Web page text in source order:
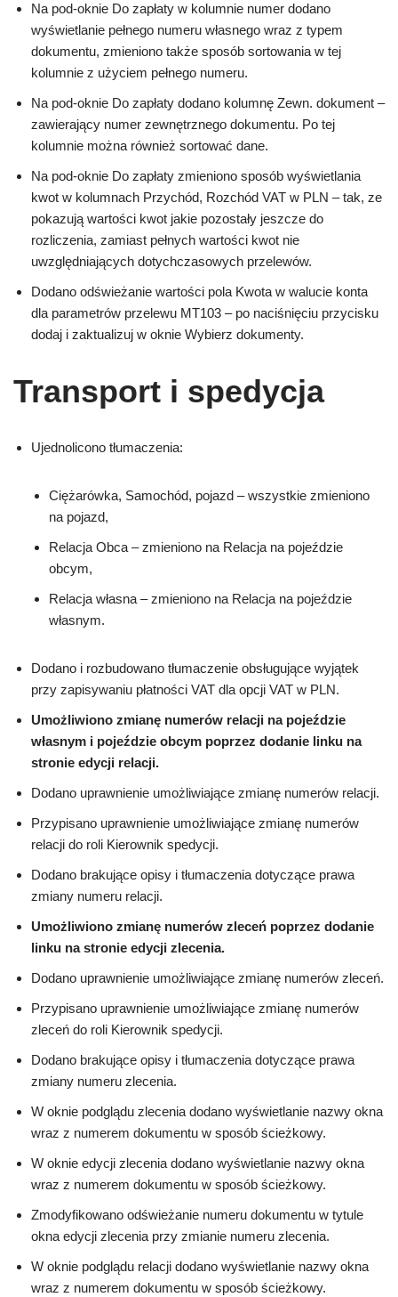
Na pod-oknie Do zapłaty w kolumnie numer dodano
wyświetlanie pełnego numeru własnego wraz z typem
dokumentu, zmieniono także sposób sortowania w tej
kolumnie z użyciem pełnego numeru.
Na pod-oknie Do zapłaty dodano kolumnę Zewn. dokument –
zawierający numer zewnętrznego dokumentu. Po tej
kolumnie można również sortować dane.
Na pod-oknie Do zapłaty zmieniono sposób wyświetlania
kwot w kolumnach Przychód, Rozchód VAT w PLN – tak, ze
pokazują wartości kwot jakie pozostały jeszcze do
rozliczenia, zamiast pełnych wartości kwot nie
uwzględniających dotychczasowych przelewów.
Dodano odświeżanie wartości pola Kwota w walucie konta
dla parametrów przelewu MT103 – po naciśnięciu przycisku
dodaj i zaktualizuj w oknie Wybierz dokumenty.
Transport i spedycja
Ujednolicono tłumaczenia:
Ciężarówka, Samochód, pojazd – wszystkie zmieniono
na pojazd,
Relacja Obca – zmieniono na Relacja na pojeździe
obcym,
Relacja własna – zmieniono na Relacja na pojeździe
własnym.
Dodano i rozbudowano tłumaczenie obsługujące wyjątek
przy zapisywaniu płatności VAT dla opcji VAT w PLN.
Umożliwiono zmianę numerów relacji na pojeździe
własnym i pojeździe obcym poprzez dodanie linku na
stronie edycji relacji.
Dodano uprawnienie umożliwiające zmianę numerów relacji.
Przypisano uprawnienie umożliwiające zmianę numerów
relacji do roli Kierownik spedycji.
Dodano brakujące opisy i tłumaczenia dotyczące prawa
zmiany numeru relacji.
Umożliwiono zmianę numerów zleceń poprzez dodanie
linku na stronie edycji zlecenia.
Dodano uprawnienie umożliwiające zmianę numerów zleceń.
Przypisano uprawnienie umożliwiające zmianę numerów
zleceń do roli Kierownik spedycji.
Dodano brakujące opisy i tłumaczenia dotyczące prawa
zmiany numeru zlecenia.
W oknie podglądu zlecenia dodano wyświetlanie nazwy okna
wraz z numerem dokumentu w sposób ścieżkowy.
W oknie edycji zlecenia dodano wyświetlanie nazwy okna
wraz z numerem dokumentu w sposób ścieżkowy.
Zmodyfikowano odświeżanie numeru dokumentu w tytule
okna edycji zlecenia przy zmianie numeru zlecenia.
W oknie podglądu relacji dodano wyświetlanie nazwy okna
wraz z numerem dokumentu w sposób ścieżkowy.